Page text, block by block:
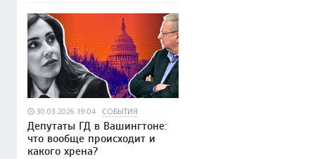
30.03.2026 19:04 СОБЫТИЯ
Депутаты ГД в Вашингтоне:
что вообще происходит и
какого хрена?